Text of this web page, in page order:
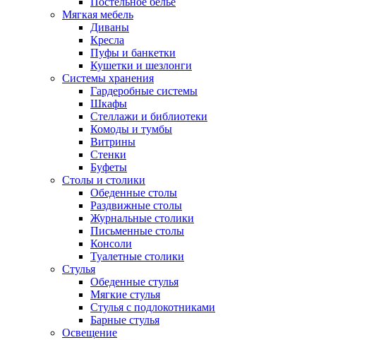
Мягкая мебель
Диваны
Кресла
Пуфы и банкетки
Кушетки и шезлонги
Системы хранения
Гардеробные системы
Шкафы
Стеллажи и библиотеки
Комоды и тумбы
Витрины
Стенки
Буфеты
Столы и столики
Обеденные столы
Раздвижные столы
Журнальные столики
Письменные столы
Консоли
Туалетные столики
Стулья
Обеденные стулья
Мягкие стулья
Стулья с подлокотниками
Барные стулья
Освещение